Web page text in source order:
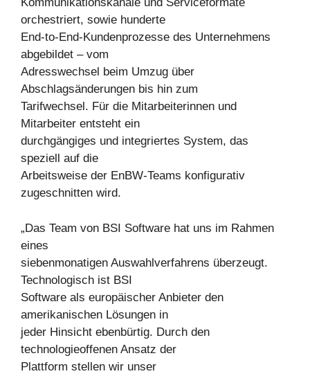
orchestriert, sowie hunderte
End-to-End-Kundenprozesse des Unternehmens
abgebildet – vom
Adresswechsel beim Umzug über
Abschlagsänderungen bis hin zum
Tarifwechsel. Für die Mitarbeiterinnen und
Mitarbeiter entsteht ein
durchgängiges und integriertes System, das
speziell auf die
Arbeitsweise der EnBW-Teams konfigurativ
zugeschnitten wird.
„Das Team von BSI Software hat uns im Rahmen
eines
siebenmonatigen Auswahlverfahrens überzeugt.
Technologisch ist BSI
Software als europäischer Anbieter den
amerikanischen Lösungen in
jeder Hinsicht ebenbürtig. Durch den
technologieoffenen Ansatz der
Plattform stellen wir unser